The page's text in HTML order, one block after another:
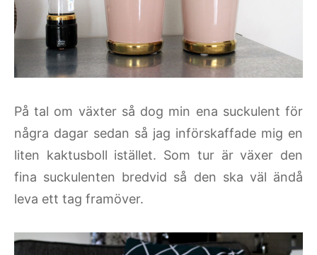
På tal om växter så dog min ena suckulent för
några dagar sedan så jag införskaffade mig en
liten kaktusboll istället. Som tur är växer den
fina suckulenten bredvid så den ska väl ändå
leva ett tag framöver.